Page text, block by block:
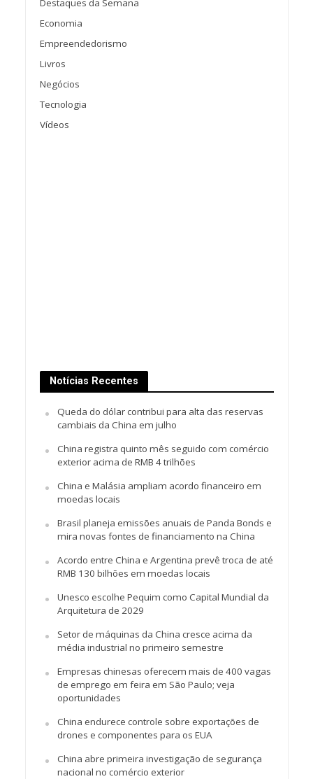
Destaques da Semana
Economia
Empreendedorismo
Livros
Negócios
Tecnologia
Vídeos
Notícias Recentes
Queda do dólar contribui para alta das reservas
cambiais da China em julho
China registra quinto mês seguido com comércio
exterior acima de RMB 4 trilhões
China e Malásia ampliam acordo financeiro em
moedas locais
Brasil planeja emissões anuais de Panda Bonds e
mira novas fontes de financiamento na China
Acordo entre China e Argentina prevê troca de até
RMB 130 bilhões em moedas locais
Unesco escolhe Pequim como Capital Mundial da
Arquitetura de 2029
Setor de máquinas da China cresce acima da
média industrial no primeiro semestre
Empresas chinesas oferecem mais de 400 vagas
de emprego em feira em São Paulo; veja
oportunidades
China endurece controle sobre exportações de
drones e componentes para os EUA
China abre primeira investigação de segurança
nacional no comércio exterior